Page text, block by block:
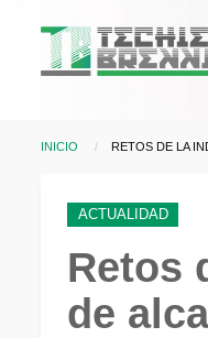
INICIO CURRENT:
RETOS DE LA
ACTUALIDAD
Retos
de